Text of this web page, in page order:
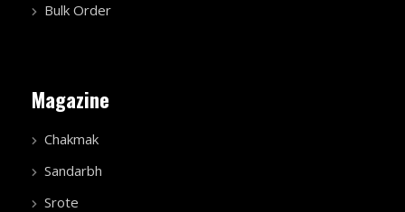
Bulk Order
Magazine
Chakmak
Sandarbh
Srote